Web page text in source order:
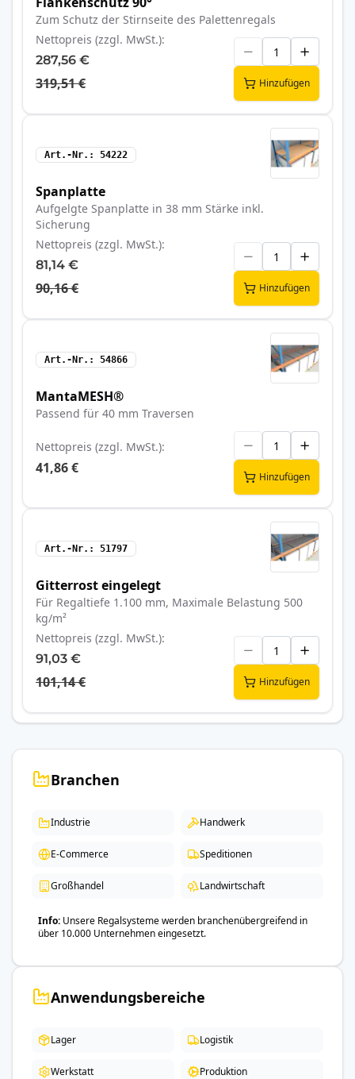
Zum Schutz der Stirnseite des Palettenregals
Nettopreis (zzgl. MwSt.)
287,56 €
319,51 € Hinzufügen
Art.-Nr. 54222
Spanplatte
Aufgelgte Spanplatte in 38 mm Stärke inkl.
Sicherung
Nettopreis (zzgl. MwSt.)
81,14 €
90,16 € Hinzufügen
Art.-Nr. 54866
MantaMESH®
Passend für 40 mm Traversen
Nettopreis (zzgl. MwSt.)
41,86 €
Hinzufügen
Art.-Nr. 51797
Gitterrost eingelegt
Für Regaltiefe 1.100 mm, Maximale Belastung 500
kg/m²
Nettopreis (zzgl. MwSt.)
91,03 €
101,14 € Hinzufügen
Branchen
Industrie Handwerk
E-Commerce Speditionen
Großhandel Landwirtschaft
Info Unsere Regalsysteme werden branchenübergreifend in
über 10.000 Unternehmen eingesetzt.
Anwendungsbereiche
Lager Logistik
Werkstatt Produktion